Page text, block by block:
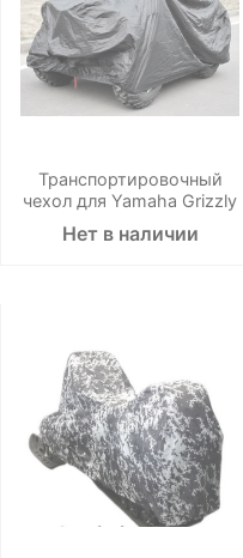
Транспортировочный
чехол для Yamaha Grizzly
Нет в наличии